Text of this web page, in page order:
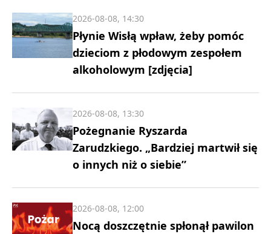
Płynie Wisłą wpław, żeby pomóc
dzieciom z płodowym zespołem
alkoholowym [zdjęcia]
2026-08-08, 14:30
Pożegnanie Ryszarda
Zarudzkiego. „Bardziej martwił się
o innych niż o siebie”
2026-08-08, 13:30
Nocą doszczętnie spłonął pawilon
2026-08-08, 12:00